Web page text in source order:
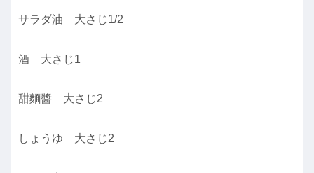
サラダ油 大さじ1/2
酒 大さじ1
甜麵醬 大さじ2
しょうゆ 大さじ2